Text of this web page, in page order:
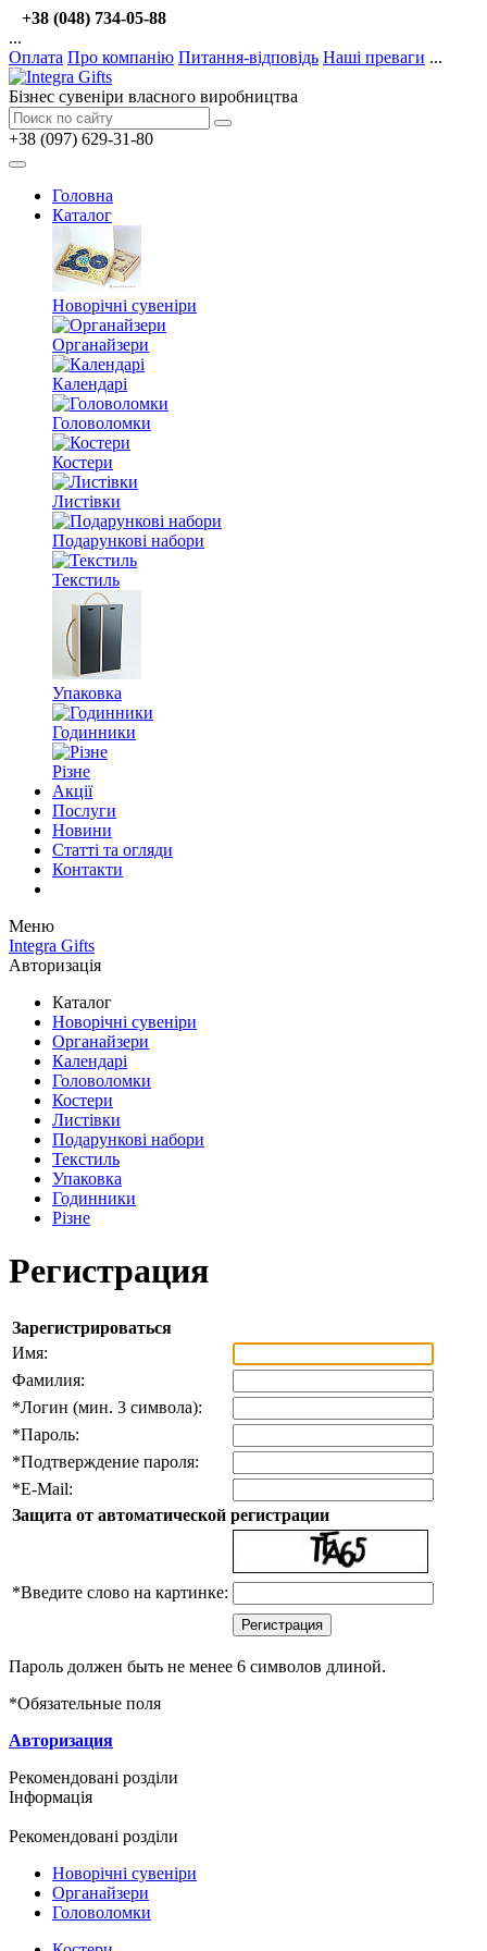
+38 (048) 734-05-88
...
Оплата Про компанію Питання-відповідь Наші преваги ...
Бізнес сувеніри власного виробництва
+38 (097) 629-31-80
Головна
Каталог
Новорічні сувеніри
Органайзери
Календарі
Головоломки
Костери
Листівки
Подарункові набори
Текстиль
Упаковка
Годинники
Різне
Акції
Послуги
Новини
Статті та огляди
Контакти
Меню
Integra Gifts
Авторизація
Каталог
Новорічні сувеніри
Органайзери
Календарі
Головоломки
Костери
Листівки
Подарункові набори
Текстиль
Упаковка
Годинники
Різне
Регистрация
Зарегистрироваться
Имя:
Фамилия:
*Логин (мин. 3 символа):
*Пароль:
*Подтверждение пароля:
*E-Mail:
Защита от автоматической регистрации
*Введите слово на картинке:
Пароль должен быть не менее 6 символов длиной.
*Обязательные поля
Авторизация
Рекомендовані розділи
Інформація
Рекомендовані розділи
Новорічні сувеніри
Органайзери
Головоломки